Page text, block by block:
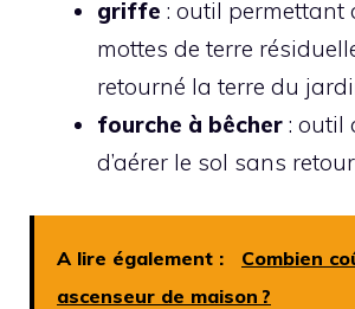
griffe : outil permettant
mottes de terre
retourné la terre du
fourche à bêcher : outil
d’aérer le sol sans
A lire également :
Combien
ascenseur de maison ?